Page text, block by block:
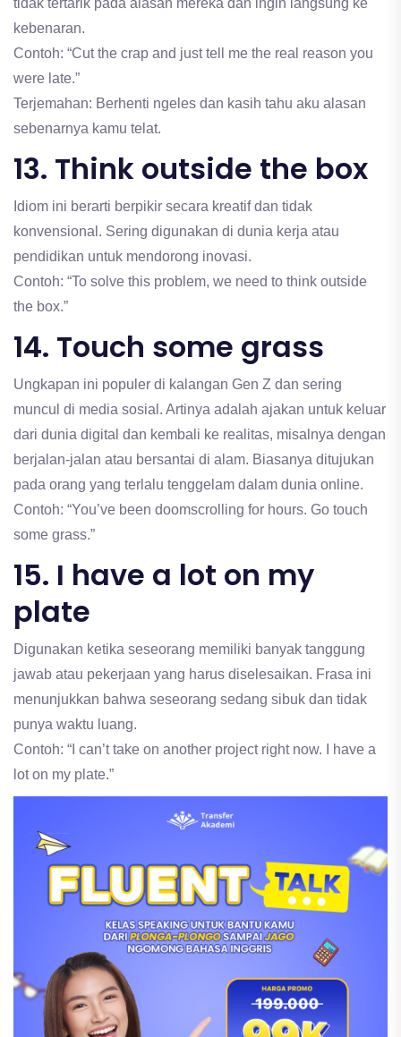
tidak tertarik pada alasan mereka dan ingin langsung ke
kebenaran.
Contoh: “Cut the crap and just tell me the real reason you
were late.”
Terjemahan: Berhenti ngeles dan kasih tahu aku alasan
sebenarnya kamu telat.
13. Think outside the box
Idiom ini berarti berpikir secara kreatif dan tidak
konvensional. Sering digunakan di dunia kerja atau
pendidikan untuk mendorong inovasi.
Contoh: “To solve this problem, we need to think outside
the box.”
14. Touch some grass
Ungkapan ini populer di kalangan Gen Z dan sering
muncul di media sosial. Artinya adalah ajakan untuk keluar
dari dunia digital dan kembali ke realitas, misalnya dengan
berjalan-jalan atau bersantai di alam. Biasanya ditujukan
pada orang yang terlalu tenggelam dalam dunia online.
Contoh: “You’ve been doomscrolling for hours. Go touch
some grass.”
15. I have a lot on my
plate
Digunakan ketika seseorang memiliki banyak tanggung
jawab atau pekerjaan yang harus diselesaikan. Frasa ini
menunjukkan bahwa seseorang sedang sibuk dan tidak
punya waktu luang.
Contoh: “I can’t take on another project right now. I have a
lot on my plate.”